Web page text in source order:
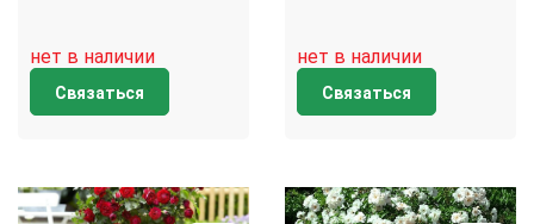
нет в наличии
Связаться
нет в наличии
Связаться